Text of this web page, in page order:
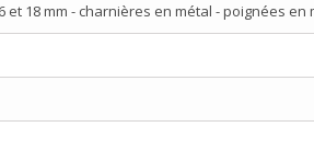
18 mm - charnières en métal - poignées en